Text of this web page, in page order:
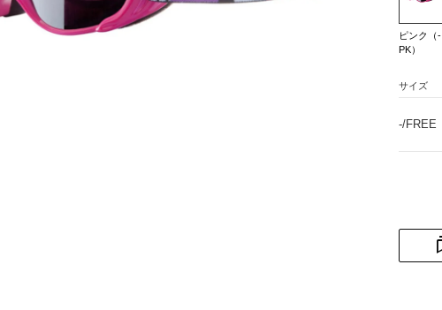
ピンク（-
PK）
サイズ
-/FREE